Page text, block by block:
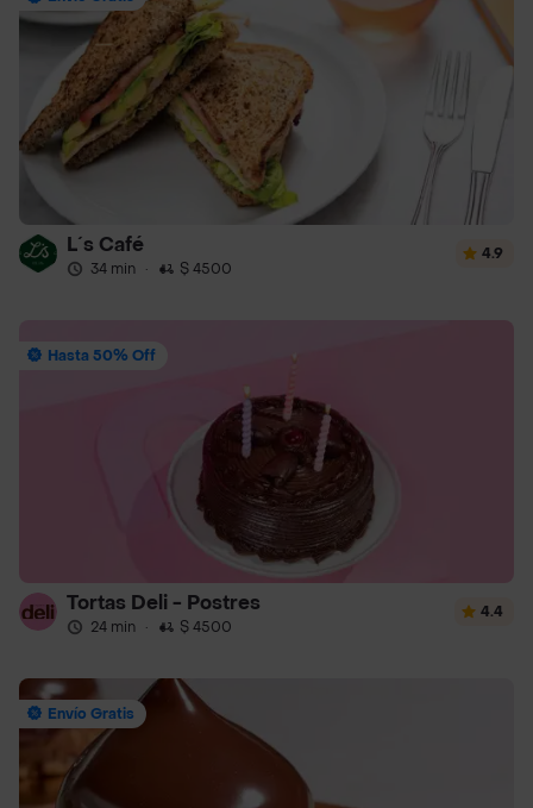
L´s Café
34 min · $ 4500
4.9
Hasta 50% Off
Tortas Deli - Postres
24 min · $ 4500
4.4
Envío Gratis